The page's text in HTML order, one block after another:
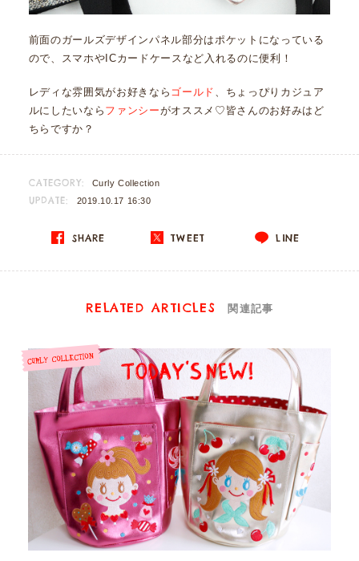
前面のガールズデザインパネル部分はポケットになっている
ので、スマホやICカードケースなど入れるのに便利！
レディな雰囲気がお好きなら ゴールド 、ちょっぴりカジュア
ルにしたいなら ファンシーがオススメ♡皆さんのお好みはど
ちらですか？
CATEGORY: Curly Collection
UPDATE: 2019.10.17 16:30
SHARE TWEET LINE
RELATED ARTICLES 関連記事